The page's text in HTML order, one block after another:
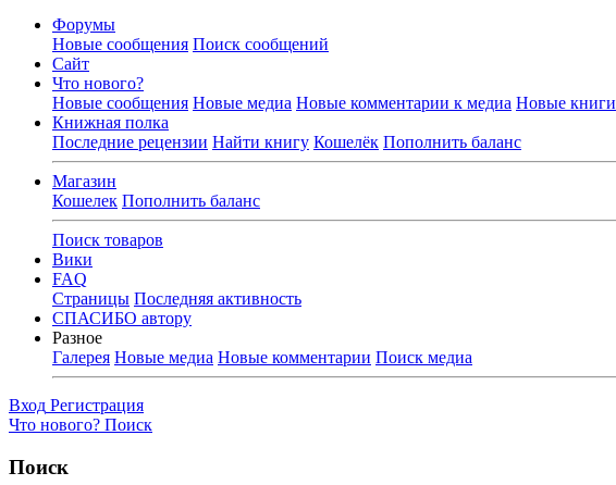
Форумы
Новые сообщения Поиск сообщений
Сайт
Что нового?
Новые сообщения Новые медиа Новые комментарии к медиа Новые книги
Книжная полка
Последние рецензии Найти книгу Кошелёк Пополнить баланс
Магазин
Кошелек Пополнить баланс
Поиск товаров
Вики
FAQ
Страницы Последняя активность
СПАСИБО автору
Разное
Галерея Новые медиа Новые комментарии Поиск медиа
Вход Регистрация
Что нового? Поиск
Поиск